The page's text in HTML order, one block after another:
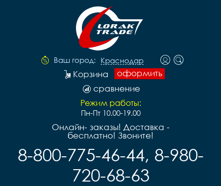
Ваш город: Краснодар
оформить
Корзина
сравнение
Режим работы:
Пн-Пт 10.00-19.00
Онлайн- заказы! Доставка -
бесплатно! Звоните!
8-800-775-46-44, 8-980-
720-68-63